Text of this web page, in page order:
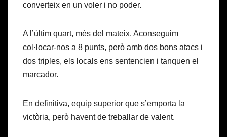
converteix en un voler i no poder.
A l’últim quart, més del mateix. Aconseguim
col·locar-nos a 8 punts, però amb dos bons atacs i
dos triples, els locals ens sentencien i tanquen el
marcador.
En definitiva, equip superior que s’emporta la
victòria, però havent de treballar de valent.